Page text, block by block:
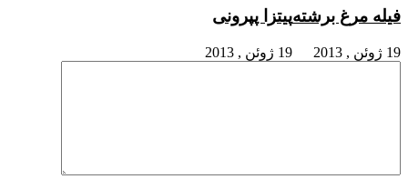
فیله مرغ برشته
19 ژوئن , 2013
پیتزا پپرونی
19 ژوئن , 2013